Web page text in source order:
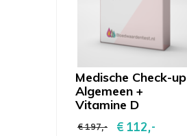
Medische Check-up
Algemeen +
Vitamine D
€ 197,- € 112,-